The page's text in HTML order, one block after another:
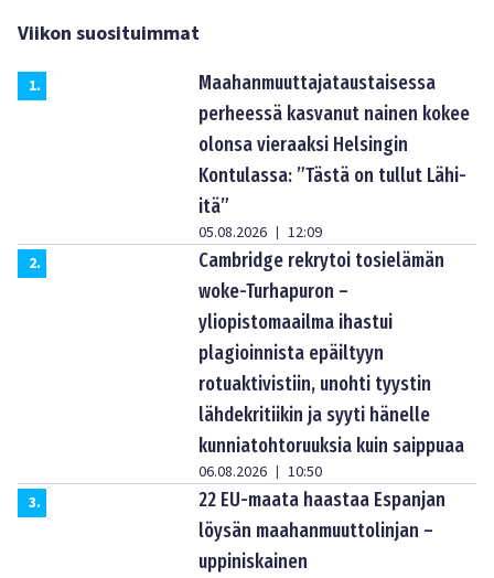
Viikon suosituimmat
1.
Maahanmuuttajataustaisessa
perheessä kasvanut nainen kokee
olonsa vieraaksi Helsingin
Kontulassa: ”Tästä on tullut Lähi-
itä”
05.08.2026 | 12:09
2.
Cambridge rekrytoi tosielämän
woke-Turhapuron –
yliopistomaailma ihastui
plagioinnista epäiltyyn
rotuaktivistiin, unohti tyystin
lähdekritiikin ja syyti hänelle
kunniatohtoruuksia kuin saippuaa
06.08.2026 | 10:50
3.
22 EU-maata haastaa Espanjan
löysän maahanmuuttolinjan –
uppiniskainen